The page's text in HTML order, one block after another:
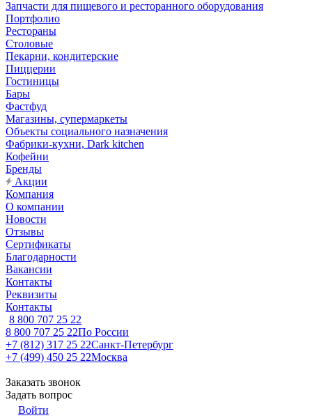
Запчасти для пищевого и ресторанного оборудования
Портфолио
Рестораны
Столовые
Пекарни, кондитерские
Пиццерии
Гостиницы
Бары
Фастфуд
Магазины, супермаркеты
Объекты социального назначения
Фабрики-кухни, Dark kitchen
Кофейни
Бренды
Акции
Компания
О компании
Новости
Отзывы
Сертификаты
Благодарности
Вакансии
Контакты
Реквизиты
Контакты
8 800 707 25 22
8 800 707 25 22По России
+7 (812) 317 25 22Санкт-Петербург
+7 (499) 450 25 22Москва
Заказать звонок
Задать вопрос
Войти